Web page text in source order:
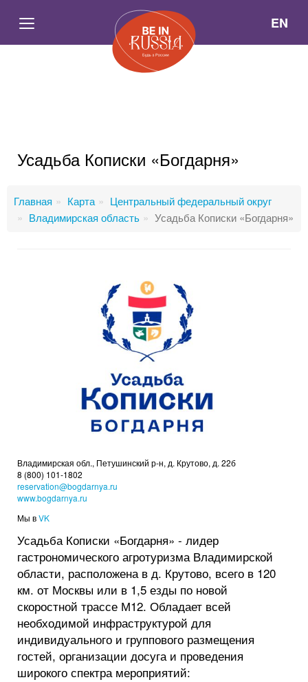
EN
Усадьба Кописки «Богдарня»
Главная Карта
Центральный федеральный округ
Владимирская область
Усадьба Кописки «Богдарня»
Владимирская обл., Петушинский р-н, д. Крутово, д. 22б
8 (800) 101-1802
reservation@bogdarnya.ru
www.bogdarnya.ru
Мы вVK
Усадьба Кописки «Богдарня» - лидер
гастрономического агротуризма Владимирской
области, расположена в д. Крутово, всего в 120
км. от Москвы или в 1,5 езды по новой
скоростной трассе М12. Обладает всей
необходимой инфраструктурой для
индивидуального и группового размещения
гостей, организации досуга и проведения
широкого спектра мероприятий: